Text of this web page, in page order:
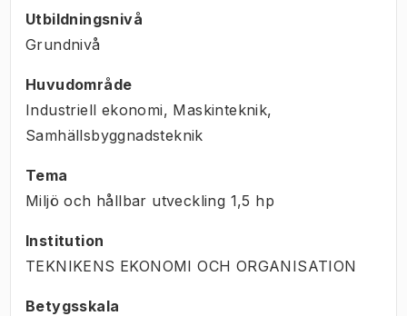
Utbildningsnivå
Grundnivå
Huvudområde
Industriell ekonomi, Maskinteknik,
Samhällsbyggnadsteknik
Tema
Miljö och hållbar utveckling 1,5 hp
Institution
TEKNIKENS EKONOMI OCH ORGANISATION
Betygsskala